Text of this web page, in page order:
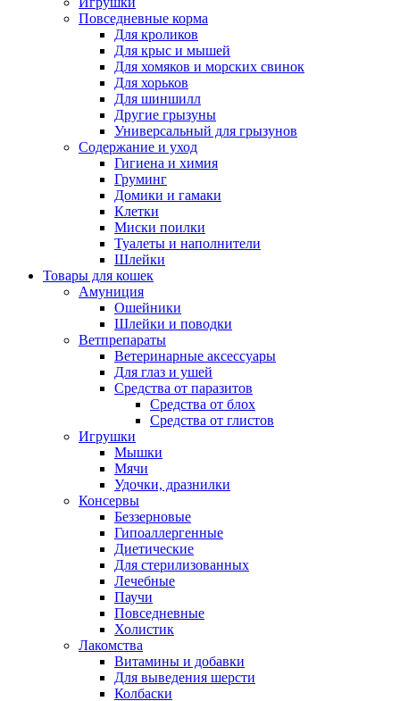
Повседневные корма
Для кроликов
Для крыс и мышей
Для хомяков и морских свинок
Для хорьков
Для шиншилл
Другие грызуны
Универсальный для грызунов
Содержание и уход
Гигиена и химия
Груминг
Домики и гамаки
Клетки
Миски поилки
Туалеты и наполнители
Шлейки
Товары для кошек
Амуниция
Ошейники
Шлейки и поводки
Ветпрепараты
Ветеринарные аксессуары
Для глаз и ушей
Средства от паразитов
Средства от блох
Средства от глистов
Игрушки
Мышки
Мячи
Удочки, дразнилки
Консервы
Беззерновые
Гипоаллергенные
Диетические
Для стерилизованных
Лечебные
Паучи
Повседневные
Холистик
Лакомства
Витамины и добавки
Для выведения шерсти
Колбаски